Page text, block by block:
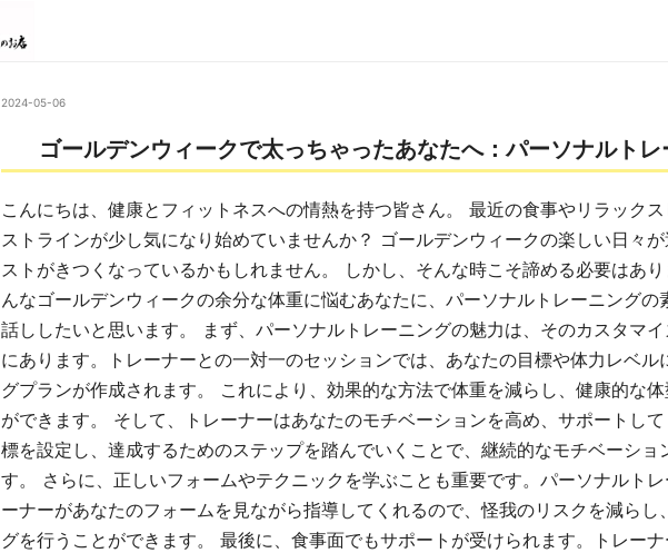
2024-05-06
ゴールデンウィークで太っちゃったあなたへ：パーソナルト
こんにちは、健康とフィットネスへの情熱を持つ皆さん。 最近の食事やリラック
ストラインが少し気になり始めていませんか？ ゴールデンウィークの楽しい日々
ストがきつくなっているかもしれません。 しかし、そんな時こそ諦める必要はあ
んなゴールデンウィークの余分な体重に悩むあなたに、パーソナルトレーニングの
話ししたいと思います。 まず、パーソナルトレーニングの魅力は、そのカスタマ
にあります。トレーナーとの一対一のセッションでは、あなたの目標や体力レベル
グプランが作成されます。 これにより、効果的な方法で体重を減らし、健康的な
ができます。 そして、トレーナーはあなたのモチベーションを高め、サポートし
標を設定し、達成するためのステップを踏んでいくことで、継続的なモチベーショ
す。 さらに、正しいフォームやテクニックを学ぶことも重要です。パーソナルト
ーナーがあなたのフォームを見ながら指導してくれるので、怪我のリスクを減らし
グを行うことができます。 最後に、食事面でもサポートが受けられます。トレー